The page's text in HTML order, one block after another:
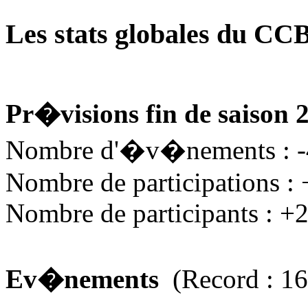
Les stats globales du
Pr�visions fin de saison
Nombre d'�v�nements :
Nombre de participations :
Nombre de participants :
Ev�nements (Record :